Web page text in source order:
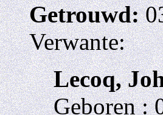
Getrouwd:
Verwante:
Lecoq,
Geboren :